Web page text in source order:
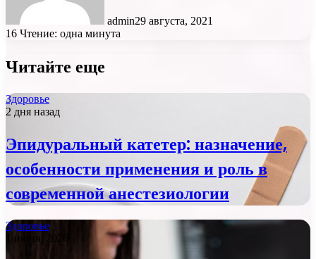
admin29 августа, 2021
16 Чтение: одна минута
Читайте еще
Здоровье
2 дня назад
Эпидуральный катетер: назначение,
особенности применения и роль в
современной анестезиологии
Здоровье
1 июня, 2026